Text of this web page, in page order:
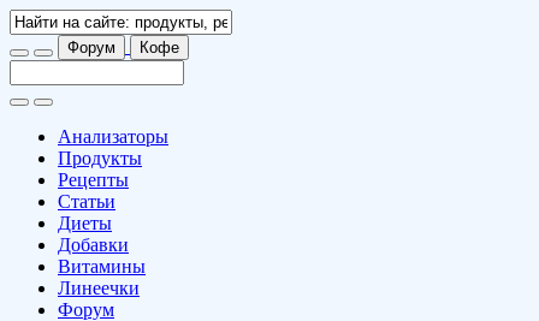
Форум Кофе
Анализаторы
Продукты
Рецепты
Статьи
Диеты
Добавки
Витамины
Линеечки
Форум